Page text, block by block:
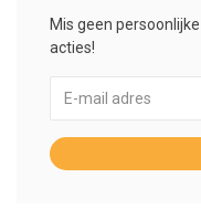
Mis geen
acties!